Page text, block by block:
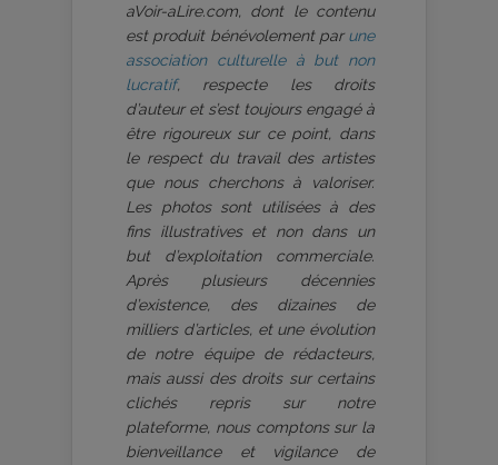
aVoir-aLire.com, dont le contenu
est produit bénévolement par une
association culturelle à but non
lucratif, respecte les droits
d’auteur et s’est toujours engagé à
être rigoureux sur ce point, dans
le respect du travail des artistes
que nous cherchons à valoriser.
Les photos sont utilisées à des
fins illustratives et non dans un
but d’exploitation commerciale.
Après plusieurs décennies
d’existence, des dizaines de
milliers d’articles, et une évolution
de notre équipe de rédacteurs,
mais aussi des droits sur certains
clichés repris sur notre
plateforme, nous comptons sur la
bienveillance et vigilance de